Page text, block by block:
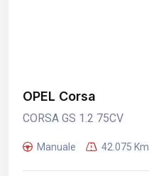
OPEL Corsa
CORSA GS 1.2 75CV
Manuale 42.075 Km